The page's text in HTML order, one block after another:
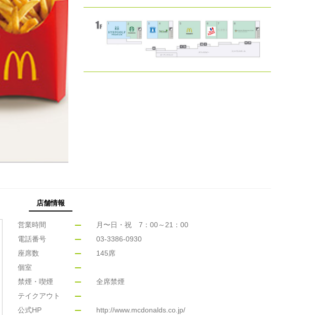
店舗情報
営業時間
電話番号
03-3386-0930
座席数
145席
個室
禁煙・喫煙
全席禁煙
テイクアウト
公式HP
http://www.mcdonalds.co.jp/